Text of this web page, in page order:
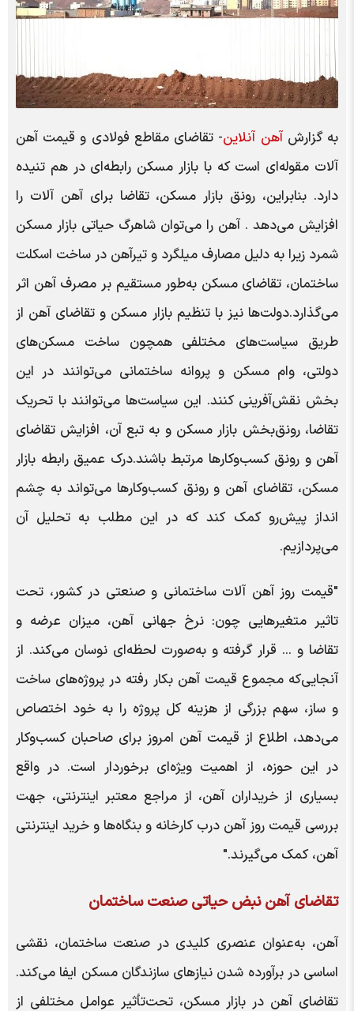
به گزارشآهن آنلاین- تقاضای مقاطع فولادی و قیمت آهن‌
آلات مقوله‌ای است که با بازار مسکن رابطه‌ای در هم تنیده
دارد. بنابراین، رونق بازار مسکن، تقاضا برای آهن‌ آلات را
افزایش می‌دهد . آهن را می‌توان شاهرگ حیاتی بازار مسکن
شمرد زیرا به دلیل مصارف میلگرد و تیرآهن در ساخت اسکلت
ساختمان، تقاضای مسکن به‌طور مستقیم بر مصرف آهن اثر
می‌گذارد.دولت‌ها نیز با تنظیم بازار مسکن و تقاضای آهن از
طریق سیاست‌های مختلفی همچون ساخت مسکن‌های
دولتی، وام مسکن و پروانه ساختمانی می‌توانند در این
بخش نقش‌آفرینی کنند. این سیاست‌ها می‌توانند با تحریک
تقاضا، رونق‌بخش بازار مسکن و به تبع آن، افزایش تقاضای
آهن و رونق کسب‌وکارها مرتبط باشند.درک عمیق رابطه بازار
مسکن، تقاضای آهن و رونق کسب‌وکارها می‌تواند به چشم
انداز پیش‌رو کمک کند که در این مطلب به تحلیل آن
می‌پردازیم.
"قیمت روز آهن آلات ساختمانی و صنعتی در کشور، تحت
تاثیر متغیرهایی چون: نرخ جهانی آهن، میزان عرضه و
تقاضا و ... قرار گرفته و به‌صورت لحظه‌ای نوسان می‌کند. از
آنجایی‌که مجموع قیمت آهن بکار رفته در پروژه‌های ساخت
و ساز، سهم بزرگی از هزینه کل پروژه را به خود اختصاص
می‌دهد، اطلاع از قیمت آهن امروز برای صاحبان کسب‌و‌کار
در این حوزه، از اهمیت ویژه‌ای برخوردار است. در واقع
بسیاری از خریداران آهن، از مراجع معتبر اینترنتی، جهت
بررسی قیمت روز آهن درب کارخانه و بنگاه‌ها و خرید اینترنتی
آهن، کمک می‌گیرند."
تقاضای آهن نبض حیاتی صنعت ساختمان
آهن، به‌عنوان عنصری کلیدی در صنعت ساختمان، نقشی
اساسی در برآورده شدن نیازهای سازندگان مسکن ایفا می‌کند.
تقاضای آهن در بازار مسکن، تحت‌تأثیر عوامل مختلفی از